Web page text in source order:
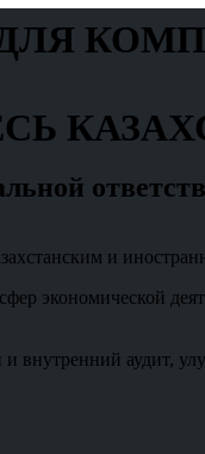
и
экономической
аудит,